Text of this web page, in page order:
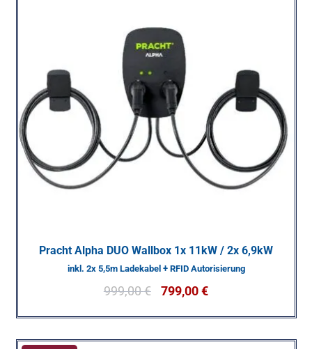
Pracht Alpha DUO Wallbox 1x 11kW / 2x 6,9kW
inkl. 2x 5,5m Ladekabel + RFID Autorisierung
999,00€ 799,00€